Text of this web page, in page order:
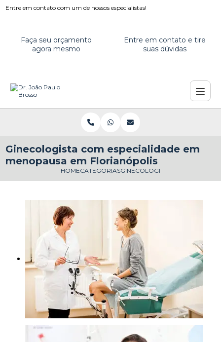
Entre em contato com um de nossos especialistas!
Faça seu orçamento
agora mesmo
Entre em contato e tire
suas dúvidas
HOMECATEGORIASGINECOLOGISTA COM
Ginecologista com especialidade em
menopausa em Florianópolis